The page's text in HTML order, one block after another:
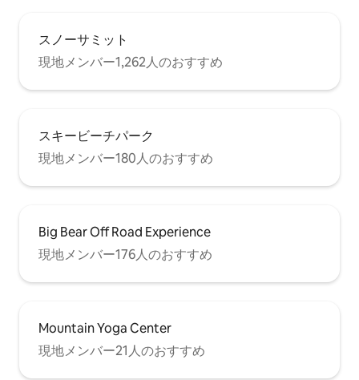
山にはシャトルサービスがあり、Uber、
Lyft、その他のタクシーの手配も可能で
す。
スノーサミット
現地メンバー1,262人のおすすめ
スキービーチパーク
現地メンバー180人のおすすめ
Big Bear Off Road Experience
現地メンバー176人のおすすめ
Mountain Yoga Center
現地メンバー21人のおすすめ